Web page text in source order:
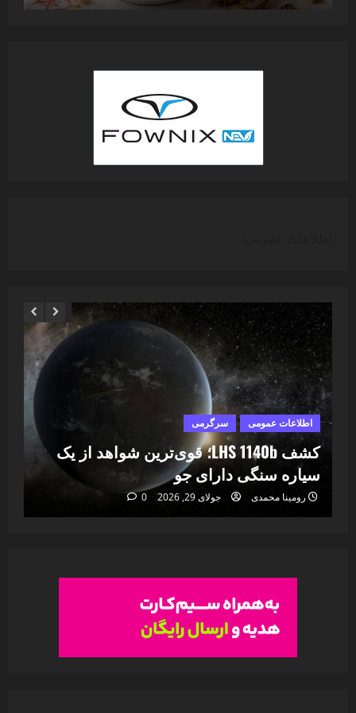
اطلاعات عمومی سرگرمی
کشف LHS 1140b؛ قوی‌ترین شواهد از یک
سیاره سنگی دارای جو
رومینا محمدی جولای 29, 2026 0